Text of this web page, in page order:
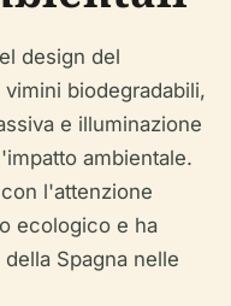
design del
biodegradabili,
e illuminazione
ambientale.
l'attenzione
ecologico e ha
Spagna nelle